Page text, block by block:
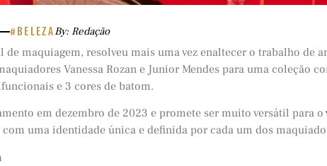
#BELEZABy: Redação
de maquiagem, resolveu mais uma vez enaltecer o trabalho de
Vanessa Rozan e Junior Mendes para uma coleção
e 3 cores de batom.
em dezembro de 2023 e promete ser muito versátil para o
uma identidade única e definida por cada um dos